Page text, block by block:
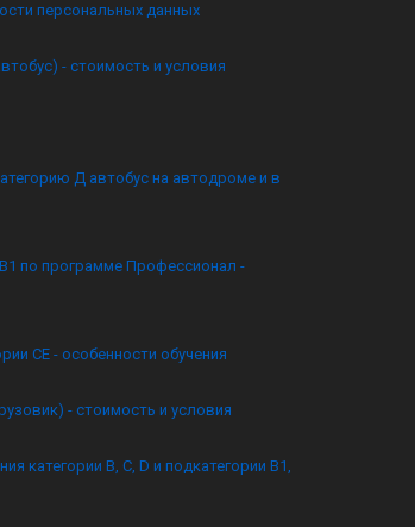
персональных данных
- стоимость и условия
Д автобус на автодроме и в
по программе Профессионал -
CE - особенности обучения
- стоимость и условия
категории B, C, D и подкатегории B1,